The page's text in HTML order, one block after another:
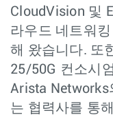
CloudVision 및
라우드 네트워
해 왔습니다. 또
25/50G 컨소시
Arista Networks
는 협력사를 통